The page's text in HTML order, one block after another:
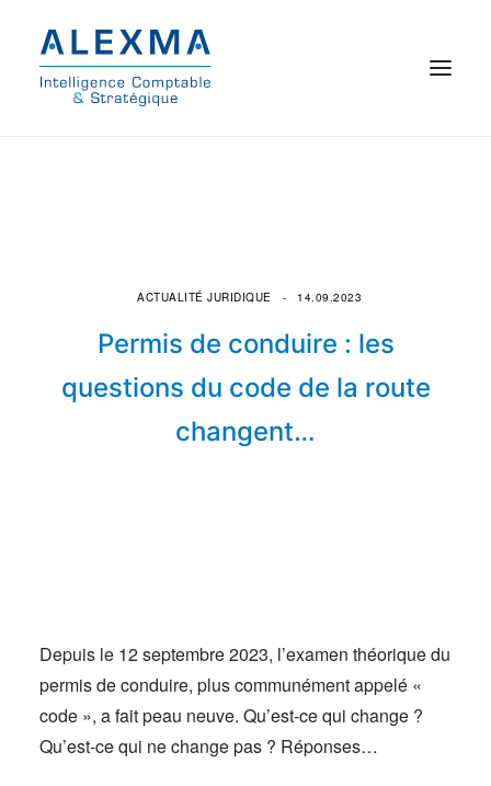
On parle de nous
Qui sommes-nous ?
© 2021 Alexma
Permis de conduire : les
questions du code de la route
changent…
14.09.2023
ACTUALITÉ JURIDIQUE
Depuis le 12 septembre 2023, l’examen théorique du
permis de conduire, plus communément appelé «
code », a fait peau neuve. Qu’est-ce qui change ?
Qu’est-ce qui ne change pas ? Réponses…